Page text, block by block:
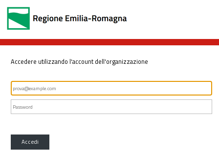
Accedere utilizzando l'account dell'organizzazione
Accedi